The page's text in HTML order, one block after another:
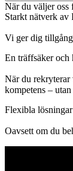
När du väljer oss
Starkt nätverk av
Vi ger dig
En träffsäker och
När du rekryterar
kompetens –
Flexibla
Oavsett om du